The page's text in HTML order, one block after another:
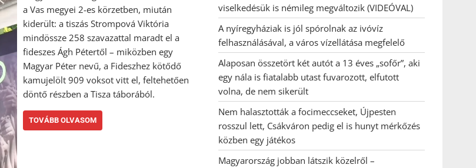
a Vas megyei 2-es körzetben, miután
kiderült: a tiszás Strompová Viktória
mindössze 258 szavazattal maradt el a
fideszes Ágh Pétertől – miközben egy
Magyar Péter nevű, a Fideszhez kötődő
kamujelölt 909 voksot vitt el, feltehetően
döntő részben a Tisza táborából.
TOVÁBB OLVASOM
viselkedésük is némileg megváltozik (VIDEÓVAL)
A nyíregyháziak is jól spórolnak az ivóvíz
felhasználásával, a város vízellátása megfelelő
Alaposan összetört két autót a 13 éves „sofőr”, aki
egy nála is fiatalabb utast fuvarozott, elfutott
volna, de nem sikerült
Nem halasztották a focimeccseket, Újpesten
rosszul lett, Csákváron pedig el is hunyt mérkőzés
közben egy játékos
Magyarország jobban látszik közelről –